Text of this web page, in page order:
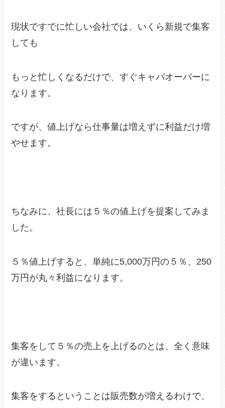
現状ですでに忙しい会社では、いくら新規で集客
しても
もっと忙しくなるだけで、すぐキャパオーバーに
なります。
ですが、値上げなら仕事量は増えずに利益だけ増
やせます。
ちなみに、社長には５％の値上げを提案してみま
した。
５％値上げすると、単純に5,000万円の５％、250
万円が丸々利益になります。
集客をして５％の売上を上げるのとは、全く意味
が違います。
集客をするということは販売数が増えるわけで、